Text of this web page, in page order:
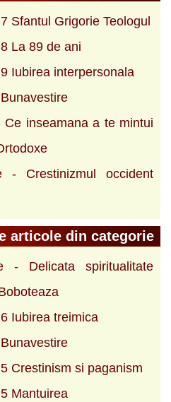
Sfantul Grigorie Teologul
La 89 de ani
Iubirea interpersonala
inseamana a te mintui
- Crestinizmul occident
articole din categorie
- Delicata spiritualitate
Iubirea treimica
Crestinism si paganism
Mantuirea